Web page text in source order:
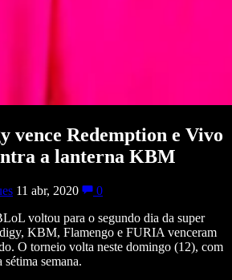
vence Redemption e Vivo
a lanterna KBM
11 abr, 2020
0
voltou para o segundo dia da super
KBM, Flamengo e FURIA venceram
O torneio volta neste domingo (12), com
semana.